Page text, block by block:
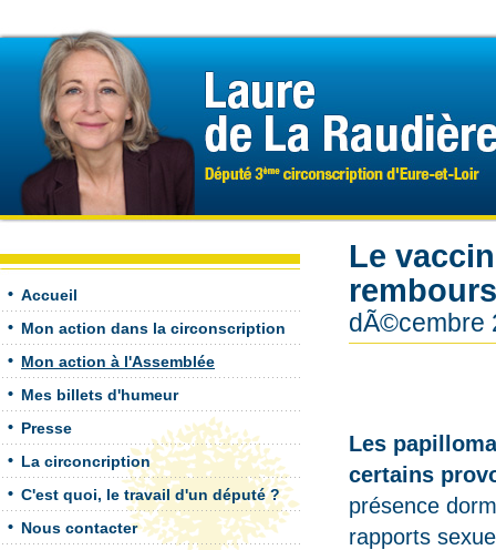
Accueil
Mon action dans la circonscription
Mon action à l'Assemblée
Mes billets d'humeur
Presse
La circoncription
C'est quoi, le travail d'un député ?
Nous contacter
Le
dÃ©cembre
Les
certains
présence
rapports